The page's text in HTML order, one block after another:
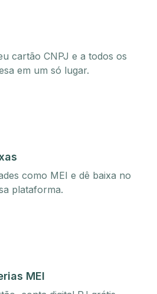
cartão CNPJ e a todos os
em um só lugar.
como MEI e dê baixa no
plataforma.
MEI